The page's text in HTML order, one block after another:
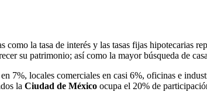
la tasa de interés y las tasas fijas hipotecarias
su patrimonio; así como la mayor búsqueda de
7%, locales comerciales en casi 6%, oficinas e
la Ciudad de México ocupa el 20% de